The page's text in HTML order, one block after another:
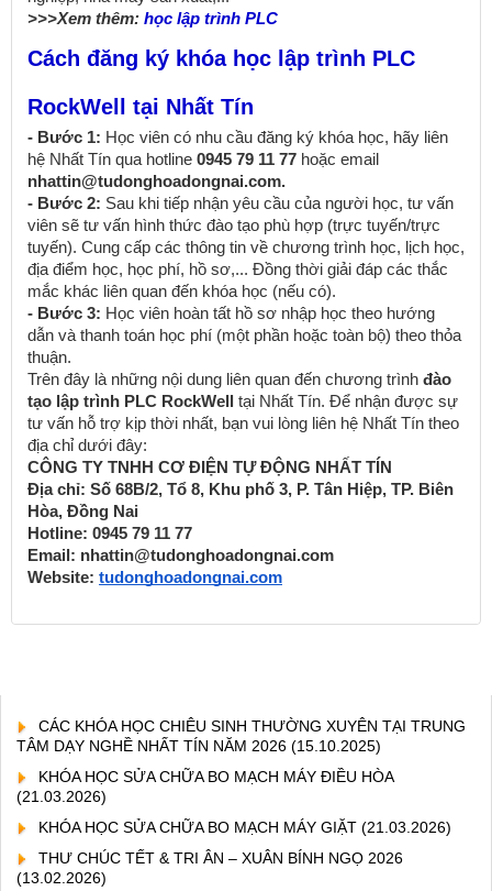
>>>Xem thêm: học lập trình PLC
Cách đăng ký khóa học lập trình PLC
RockWell tại Nhất Tín
- Bước 1: Học viên có nhu cầu đăng ký khóa học, hãy liên
hệ Nhất Tín qua hotline 0945 79 11 77 hoặc email
nhattin@tudonghoadongnai.com.
- Bước 2: Sau khi tiếp nhận yêu cầu của người học, tư vấn
viên sẽ tư vấn hình thức đào tạo phù hợp (trực tuyến/trực
tuyến). Cung cấp các thông tin về chương trình học, lịch học,
địa điểm học, học phí, hồ sơ,... Đồng thời giải đáp các thắc
mắc khác liên quan đến khóa học (nếu có).
- Bước 3: Học viên hoàn tất hồ sơ nhập học theo hướng
dẫn và thanh toán học phí (một phần hoặc toàn bộ) theo thỏa
thuận.
Trên đây là những nội dung liên quan đến chương trình đào
tạo lập trình PLC RockWell tại Nhất Tín. Để nhận được sự
tư vấn hỗ trợ kịp thời nhất, bạn vui lòng liên hệ Nhất Tín theo
địa chỉ dưới đây:
CÔNG TY TNHH CƠ ĐIỆN TỰ ĐỘNG NHẤT TÍN
Địa chỉ: Số 68B/2, Tổ 8, Khu phố 3, P. Tân Hiệp, TP. Biên
Hòa, Đồng Nai
Hotline: 0945 79 11 77
Email: nhattin@tudonghoadongnai.com
Website: tudonghoadongnai.com
CÁC KHÓA HỌC CHIÊU SINH THƯỜNG XUYÊN TẠI TRUNG
TÂM DẠY NGHỀ NHẤT TÍN NĂM 2026 (15.10.2025)
KHÓA HỌC SỬA CHỮA BO MẠCH MÁY ĐIỀU HÒA
(21.03.2026)
KHÓA HỌC SỬA CHỮA BO MẠCH MÁY GIẶT (21.03.2026)
THƯ CHÚC TẾT & TRI ÂN – XUÂN BÍNH NGỌ 2026
(13.02.2026)